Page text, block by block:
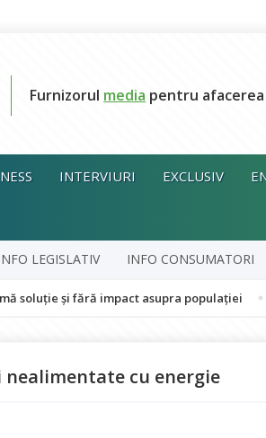
Furnizorul media pentru
INTERVIURI EXCLUSIV
LEGISLATIV INFO CONSUMATORI
fără impact asupra populației
cu energie